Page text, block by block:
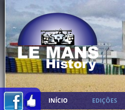
INÍCIO EDIÇÕES